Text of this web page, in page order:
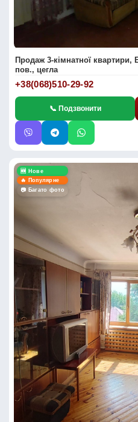
Продаж 3-кімнатної квартири,
пов., цегла
+38(068)510-29-92
📞 Подзвонити
🆕 Нове
🔥 Популярне
📷 Багато фото